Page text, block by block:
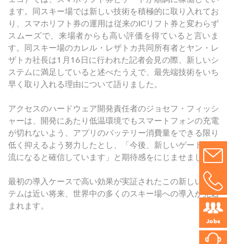
Jobs
ます。同スキー場では新しい技術を積極的に取り入れてお
り、スマホリフト券の運用は従来のICリフト券と変わらず
スムーズで、来場者からも高い評価を得ていると言いま
す。同スキー場のカレル・レザトカ共同所有者とヤン・レ
ザトカ社長は1月16日に行われた記者会見の際、新しいシ
ステムに満足していると述べたうえで、最先端技術をいち
早く取り入れる理由について語りました。
アクセスのハードウェア開発責任者のジョセフ・フィッシ
ャーは、開発にあたり低温環境でもスマートフォンの充電
が切れないよう、アプリのバッテリー消費量をできる限り
低く抑えるよう努力したとし、「今後、新しいゲートが主
流になると確信しています」と期待感をにじませました。
最初の導入ケースで高い効果が実証されたこの新しいシス
テムは近い将来、世界中の多くのスキー場への導入が見込
まれます。